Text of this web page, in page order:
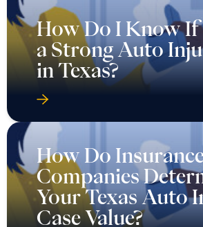
How Do I Know If
a Strong Auto
in Texas?
How Do
Companies
Your Texas Auto
Case Value?